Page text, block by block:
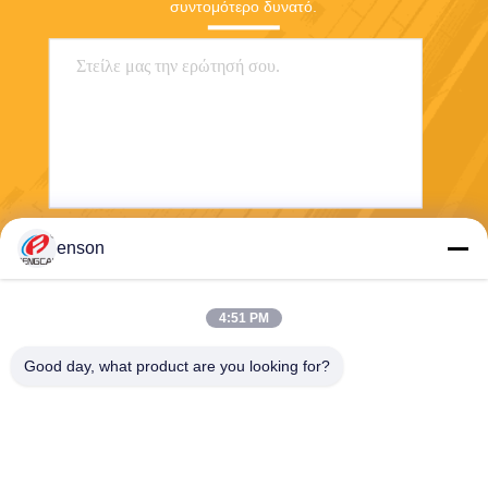
συντομότερο δυνατό.
enson
4:51 PM
Good day, what product are you looking for?